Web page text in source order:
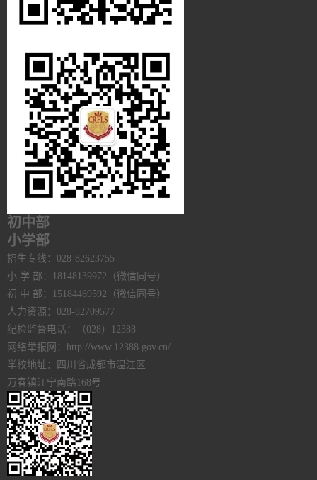
初中部
小学部
招生专线：028-82623755
小 学 部：18148139972（微信同号）
初 中 部：15184469592（微信同号）
人力资源：028-82709577
纪检监督电话：（028）12388
网络举报网：http://www.12388.gov.cn/
学校地址：四川省成都市温江区
万春镇江宁南路168号